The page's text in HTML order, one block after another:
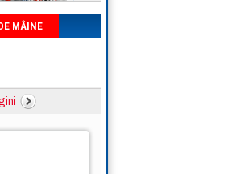
MÂINE